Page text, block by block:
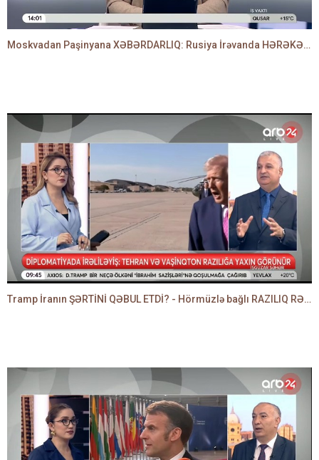
Moskvadan Paşinyana XƏBƏRDARLIQ: Rusiya İrəvanda HƏRƏKƏTƏ KEÇDİ - TAMİLLA QULAMİ danışır
Tramp İranın ŞƏRTİNİ QƏBUL ETDİ? - Hörmüzlə bağlı RAZILIQ RƏSMƏN AÇIQLANIR -BAKİR HƏDƏNBƏYLİ danışır